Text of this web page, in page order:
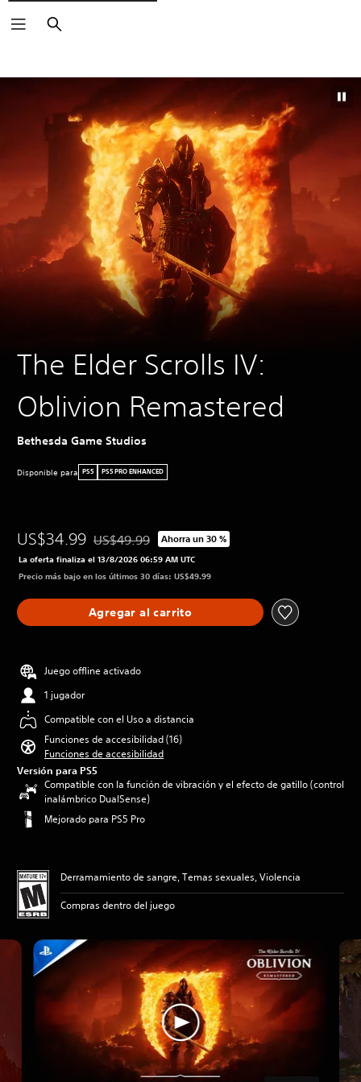
Buscar
The Elder Scrolls IV:
Oblivion Remastered
Bethesda Game Studios
Disponible para PS5 PS5 PRO ENHANCED
US$34.99 Rebajado del precio original de US$49.99
US$49.99 Ahorra un 30 %
La oferta finaliza el 13/8/2026 06:59 AM UTC
Precio más bajo en los últimos 30 días: US$49.99
Agregar al carrito
Juego offline activado
1 jugador
Compatible con el Uso a distancia
Funciones de accesibilidad (16)
Funciones de accesibilidad
Versión para PS5
Compatible con la función de vibración y el efecto de gatillo (control
inalámbrico DualSense)
Mejorado para PS5 Pro
Derramamiento de sangre, Temas sexuales, Violencia
Compras dentro del juego